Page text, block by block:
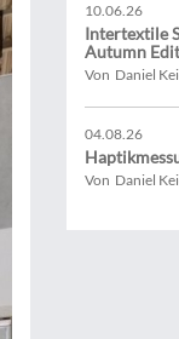
10.06.26
Intertextile
Autumn
Von Daniel
04.08.26
Von Daniel